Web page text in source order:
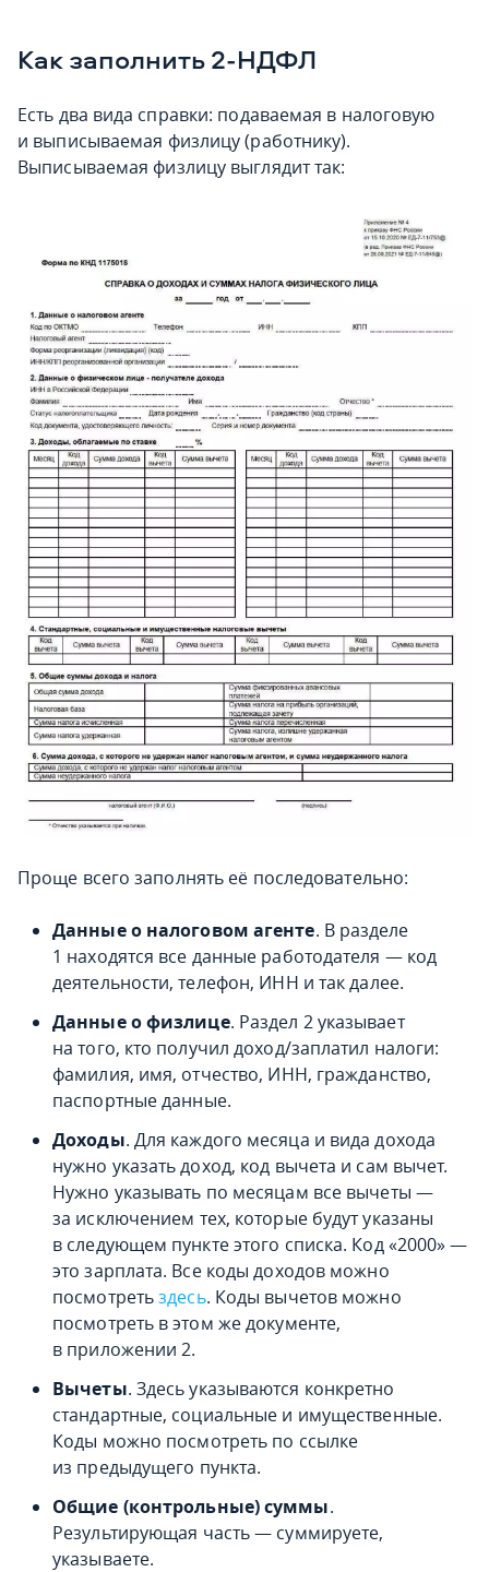
Как заполнить 2-НДФЛ
Есть два вида справки: подаваемая в налоговую
и выписываемая физлицу (работнику).
Выписываемая физлицу выглядит так:
Проще всего заполнять её последовательно:
Данные о налоговом агенте. В разделе
1 находятся все данные работодателя — код
деятельности, телефон, ИНН и так далее.
Данные о физлице. Раздел 2 указывает
на того, кто получил доход/заплатил налоги:
фамилия, имя, отчество, ИНН, гражданство,
паспортные данные.
Доходы. Для каждого месяца и вида дохода
нужно указать доход, код вычета и сам вычет.
Нужно указывать по месяцам все вычеты —
за исключением тех, которые будут указаны
в следующем пункте этого списка. Код «2000» —
это зарплата. Все коды доходов можно
посмотретьздесь. Коды вычетов можно
посмотреть в этом же документе,
в приложении 2.
Вычеты. Здесь указываются конкретно
стандартные, социальные и имущественные.
Коды можно посмотреть по ссылке
из предыдущего пункта.
Общие (контрольные) суммы.
Результирующая часть — суммируете,
указываете.